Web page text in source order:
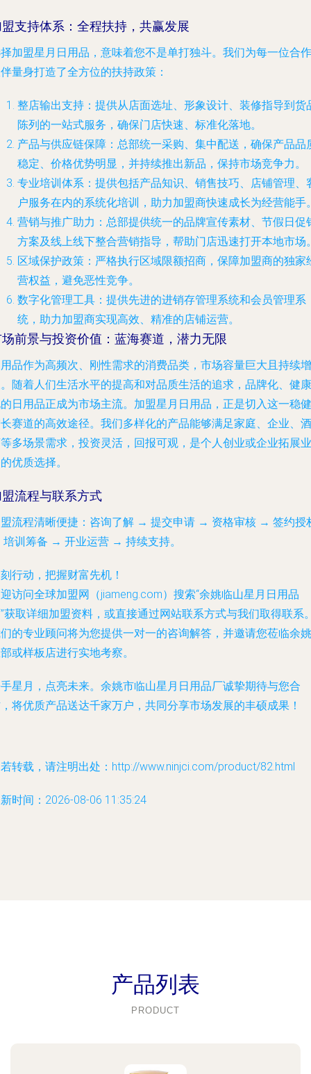
支持体系：全程扶持，共赢发展
加盟星月日用品，意味着您不是单打独斗。我们为每一位合作
量身打造了全方位的扶持政策：
整店输出支持 ：提供从店面选址、形象设计、装修指导到货
陈列的一站式服务，确保门店快速、标准化落地。
产品与供应链保障 ：总部统一采购、集中配送，确保产品品
稳定、价格优势明显，并持续推出新品，保持市场竞争力。
专业培训体系 ：提供包括产品知识、销售技巧、店铺管理、
户服务在内的系统化培训，助力加盟商快速成长为经营能手
营销与推广助力 ：总部提供统一的品牌宣传素材、节假日促
方案及线上线下整合营销指导，帮助门店迅速打开本地市场
区域保护政策 ：严格执行区域限额招商，保障加盟商的独家
营权益，避免恶性竞争。
数字化管理工具 ：提供先进的进销存管理系统和会员管理系
统，助力加盟商实现高效、精准的店铺运营。
前景与投资价值：蓝海赛道，潜力无限
品作为高频次、刚性需求的消费品类，市场容量巨大且持续增
随着人们生活水平的提高和对品质生活的追求，品牌化、健康
日用品正成为市场主流。加盟星月日用品，正是切入这一稳健
赛道的高效途径。我们多样化的产品能够满足家庭、企业、酒
多场景需求，投资灵活，回报可观，是个人创业或企业拓展业
优质选择。
流程与联系方式
流程清晰便捷：咨询了解 → 提交申请 → 资格审核 → 签约授
训筹备 → 开业运营 → 持续支持。
行动，把握财富先机！
访问全球加盟网（jiameng.com）搜索“余姚临山星月日用品
获取详细加盟资料，或直接通过网站联系方式与我们取得联系
的专业顾问将为您提供一对一的咨询解答，并邀请您莅临余姚
或样板店进行实地考察。
星月，点亮未来。余姚市临山星月日用品厂诚挚期待与您合
将优质产品送达千家万户，共同分享市场发展的丰硕成果！
转载，请注明出处：http://www.ninjci.com/product/82.html
时间：2026-08-06 11:35:24
产品列表
PRODUCT